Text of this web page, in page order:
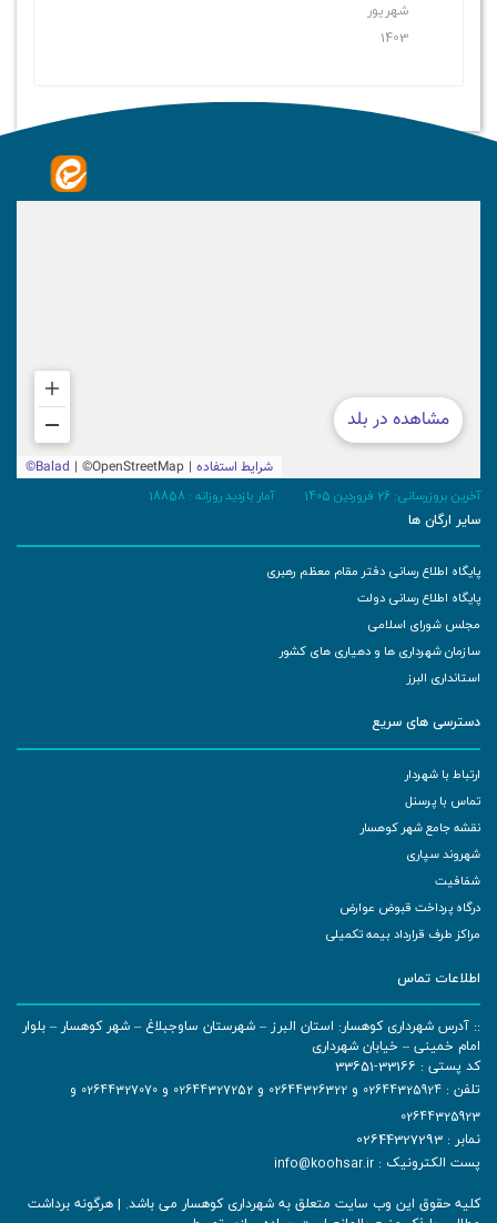
شهریور
1403
آخرین بروزرسانی: 26 فروردین 1405 آمار بازدید روزانه : 18858
سایر ارگان ها
پایگاه اطلاع رسانی دفتر مقام معظم رهبری
پایگاه اطلاع رسانی دولت
مجلس شورای اسلامی
سازمان شهرداری ها و دهیاری های کشور
استانداری البرز
دسترسی های سریع
ارتباط با شهردار
تماس با پرسنل
نقشه جامع شهر کوهسار
شهروند سپاری
شفافیت
درگاه پرداخت قبوض عوارض
مراکز طرف قرارداد بیمه تکمیلی
اطلاعات تماس
:: آدرس شهرداری کوهسار: استان البرز – شهرستان ساوجبلاغ – شهر کوهسار – بلوار
امام خمینی – خیابان شهرداری
کد پستی : 33166-33651
تلفن : 02644325924 و 02644326322 و 02644327252 و 02644327070 و
02644325923
نمابر : 02644327293
پست الکترونیک : info@koohsar.ir
کلیه حقوق این وب سایت متعلق به شهرداری کوهسار می باشد. | هرگونه برداشت